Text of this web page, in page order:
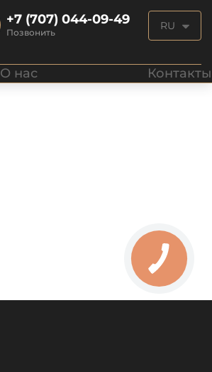
+7 (707) 044-09-49
Позвонить
RU
О нас Контакты